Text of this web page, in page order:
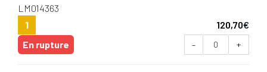
LM014363
1
120,70€
En rupture
- +